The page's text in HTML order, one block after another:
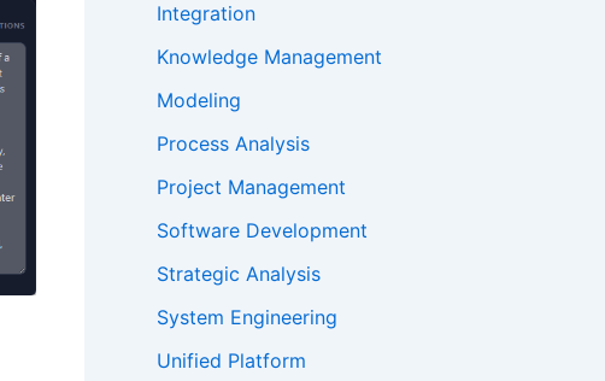
Integration
Knowledge Management
Modeling
Process Analysis
Project Management
Software Development
Strategic Analysis
System Engineering
Unified Platform